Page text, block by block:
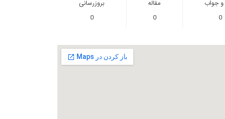
و جواب
0
مقاله
0
بروزرسانی
0